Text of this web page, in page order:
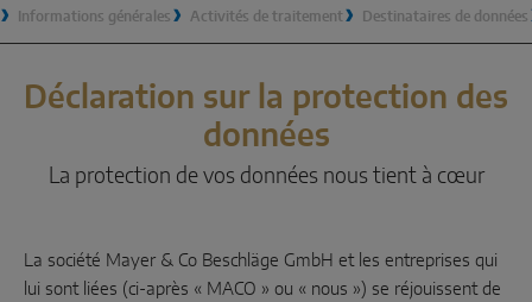
QUALITÉ ET DURABILITÉ
SÉCURITÉ
DÉVELOPPEMENT ET INNOVATION
SMART HOME / LA MAISON INTELLIGENTE
Oscillo-battant
SOLUTIONS COULISSANTES
GROUPE MACO
MANAGEMENT
LE DÉVELOPPEMENT DURABLE
Informations générales Activités de traitement Destinataires de données
Déclaration sur la protection des
données
La protection de vos données nous tient à cœur
La société Mayer & Co Beschläge GmbH et les entreprises qui
lui sont liées (ci-après « MACO » ou « nous ») se réjouissent de